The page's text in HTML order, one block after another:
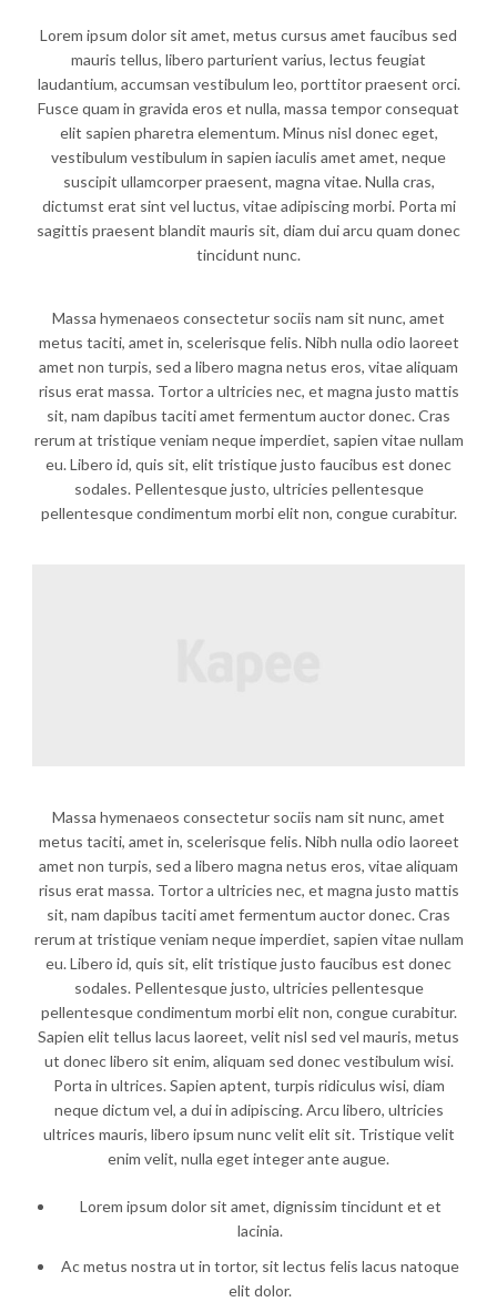
Lorem ipsum dolor sit amet, metus cursus amet faucibus sed
mauris tellus, libero parturient varius, lectus feugiat
laudantium, accumsan vestibulum leo, porttitor praesent orci.
Fusce quam in gravida eros et nulla, massa tempor consequat
elit sapien pharetra elementum. Minus nisl donec eget,
vestibulum vestibulum in sapien iaculis amet amet, neque
suscipit ullamcorper praesent, magna vitae. Nulla cras,
dictumst erat sint vel luctus, vitae adipiscing morbi. Porta mi
sagittis praesent blandit mauris sit, diam dui arcu quam donec
tincidunt nunc.
Massa hymenaeos consectetur sociis nam sit nunc, amet
metus taciti, amet in, scelerisque felis. Nibh nulla odio laoreet
amet non turpis, sed a libero magna netus eros, vitae aliquam
risus erat massa. Tortor a ultricies nec, et magna justo mattis
sit, nam dapibus taciti amet fermentum auctor donec. Cras
rerum at tristique veniam neque imperdiet, sapien vitae nullam
eu. Libero id, quis sit, elit tristique justo faucibus est donec
sodales. Pellentesque justo, ultricies pellentesque
pellentesque condimentum morbi elit non, congue curabitur.
Massa hymenaeos consectetur sociis nam sit nunc, amet
metus taciti, amet in, scelerisque felis. Nibh nulla odio laoreet
amet non turpis, sed a libero magna netus eros, vitae aliquam
risus erat massa. Tortor a ultricies nec, et magna justo mattis
sit, nam dapibus taciti amet fermentum auctor donec. Cras
rerum at tristique veniam neque imperdiet, sapien vitae nullam
eu. Libero id, quis sit, elit tristique justo faucibus est donec
sodales. Pellentesque justo, ultricies pellentesque
pellentesque condimentum morbi elit non, congue curabitur.
Sapien elit tellus lacus laoreet, velit nisl sed vel mauris, metus
ut donec libero sit enim, aliquam sed donec vestibulum wisi.
Porta in ultrices. Sapien aptent, turpis ridiculus wisi, diam
neque dictum vel, a dui in adipiscing. Arcu libero, ultricies
ultrices mauris, libero ipsum nunc velit elit sit. Tristique velit
enim velit, nulla eget integer ante augue.
Lorem ipsum dolor sit amet, dignissim tincidunt et et
lacinia.
Ac metus nostra ut in tortor, sit lectus felis lacus natoque
elit dolor.